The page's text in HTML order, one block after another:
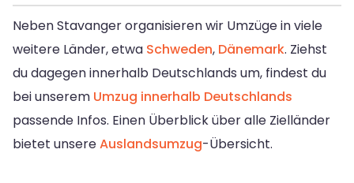
Neben Stavanger organisieren wir Umzüge in viele
weitere Länder, etwa Schweden, Dänemark. Ziehst
du dagegen innerhalb Deutschlands um, findest du
bei unserem Umzug innerhalb Deutschlands
passende Infos. Einen Überblick über alle Zielländer
bietet unsereAuslandsumzug-Übersicht.